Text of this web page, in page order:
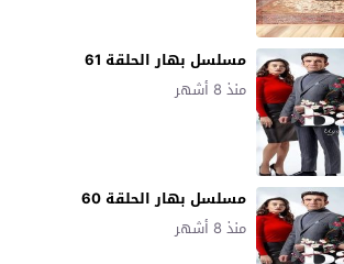
مسلسل بهار الحلقة 61
منذ 8 أشهر
مسلسل بهار الحلقة 60
منذ 8 أشهر